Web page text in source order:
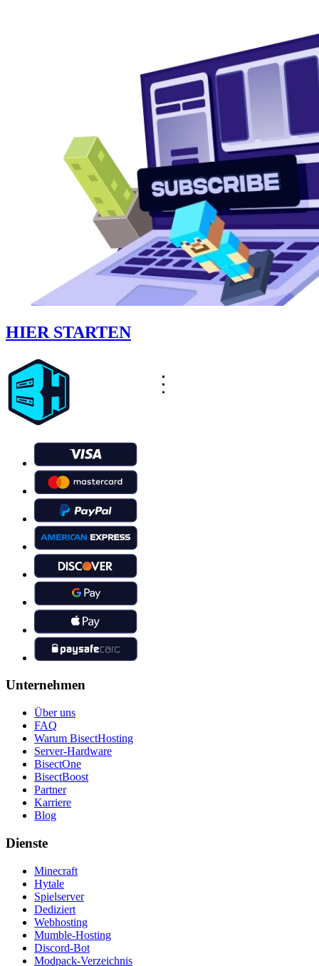
HIER STARTEN
Unternehmen
Über uns
FAQ
Warum BisectHosting
Server-Hardware
BisectOne
BisectBoost
Partner
Karriere
Blog
Dienste
Minecraft
Hytale
Spielserver
Dediziert
Webhosting
Mumble-Hosting
Discord-Bot
Modpack-Verzeichnis